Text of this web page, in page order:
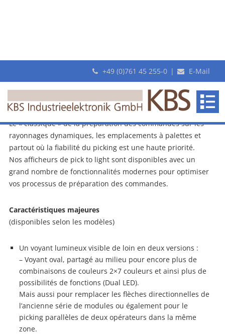
+49 (0)761 45 255-0 | E-Mail
Série
PTF
Afficheurs Pick-by-Light « série PTF »
pour la préparation de commandes en
entrepôt
Le « classique » de la préparation des commandes sur les
rayonnages dynamiques, les emplacements à palettes et
partout où la fiabilité du picking est une haute priorité.
Nos afficheurs de pick to light sont disponibles avec un
grand nombre de fonctionnalités modernes pour optimiser
vos processus de préparation des commandes.
Caractéristiques majeures
(disponibles selon les modèles)
Un voyant lumineux visible de loin en deux versions :
– Voyant oval, partagé au milieu pour encore plus de
combinaisons de couleurs 2×7 couleurs et ainsi plus de
possibilités de fonctions (Dual LED).
Mais aussi pour remplacer les flèches directionnelles de
l’ancienne série de modules ou également pour le
picking parallèles de deux opérateurs dans la même
zone.